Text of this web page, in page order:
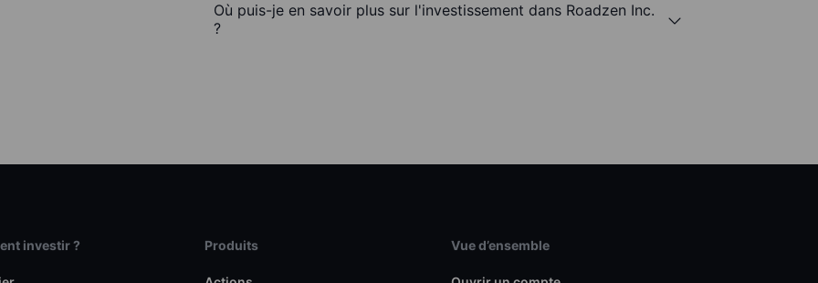
Où puis-je en savoir plus sur l'investissement dans Roadzen Inc.
?
investir ? Produits Vue d’ensemble